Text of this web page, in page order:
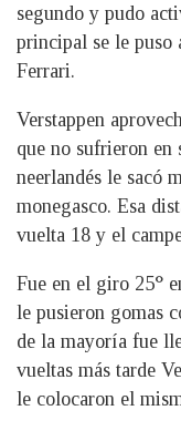
segundo y pudo
principal se le puso
Ferrari.
Verstappen
que no sufrieron
neerlandés le sacó
monegasco. Esa
vuelta 18 y el
Fue en el giro 25°
le pusieron gomas
de la mayoría fue
vueltas más tarde
le colocaron el